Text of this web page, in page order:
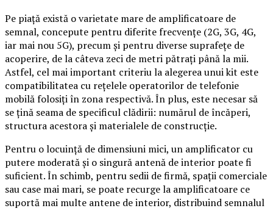
Pe piață există o varietate mare de amplificatoare de
semnal, concepute pentru diferite frecvențe (2G, 3G, 4G,
iar mai nou 5G), precum și pentru diverse suprafețe de
acoperire, de la câteva zeci de metri pătrați până la mii.
Astfel, cel mai important criteriu la alegerea unui kit este
compatibilitatea cu rețelele operatorilor de telefonie
mobilă folosiți în zona respectivă. În plus, este necesar să
se țină seama de specificul clădirii: numărul de încăperi,
structura acestora și materialele de construcție.
Pentru o locuință de dimensiuni mici, un amplificator cu
putere moderată și o singură antenă de interior poate fi
suficient. În schimb, pentru sedii de firmă, spații comerciale
sau case mai mari, se poate recurge la amplificatoare ce
suportă mai multe antene de interior, distribuind semnalul